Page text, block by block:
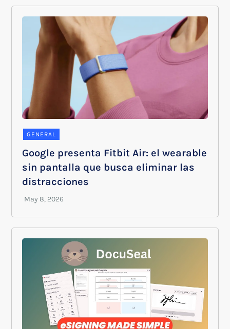
GENERAL
Google presenta Fitbit Air: el wearable
sin pantalla que busca eliminar las
distracciones